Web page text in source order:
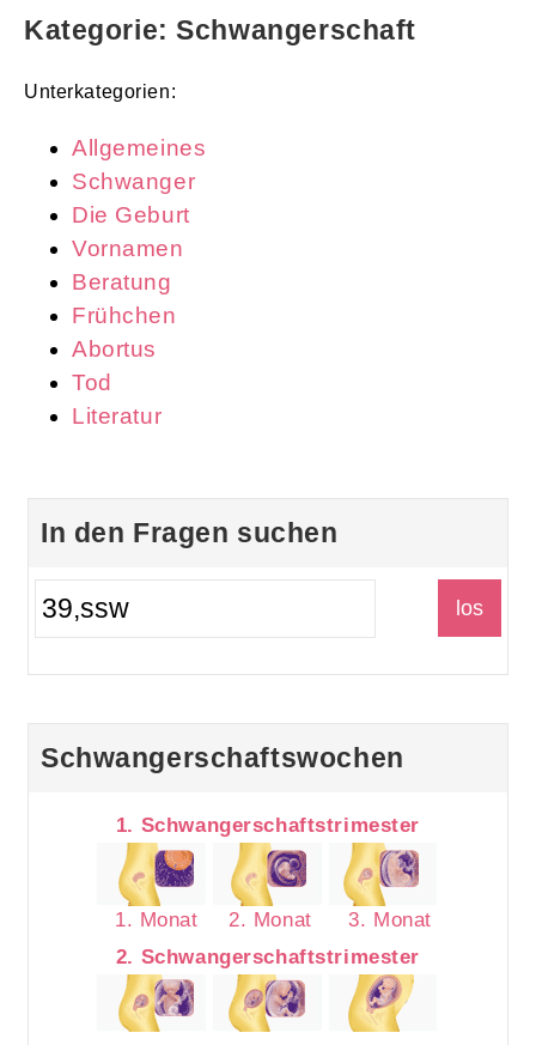
Kategorie: Schwangerschaft
Unterkategorien:
Allgemeines
Schwanger
Die Geburt
Vornamen
Beratung
Frühchen
Abortus
Tod
Literatur
In den Fragen suchen
Schwangerschaftswochen
1. Schwangerschaftstrimester
1. Monat 2. Monat
3. Monat
2. Schwangerschaftstrimester